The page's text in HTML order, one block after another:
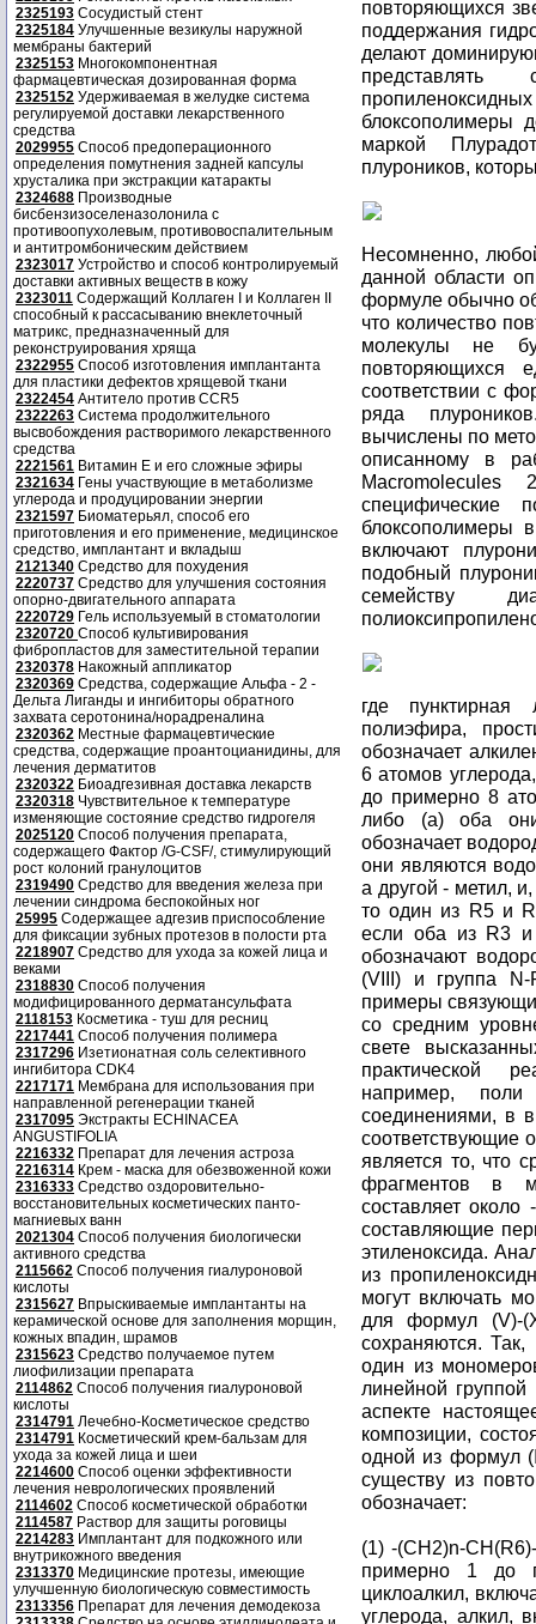
2325193 Сосудистый стент
2325184 Улучшенные везикулы наружной
мембраны бактерий
2325153 Многокомпонентная
фармацевтическая дозированная форма
2325152 Удерживаемая в желудке система
регулируемой доставки лекарственного
средства
2029955 Способ предоперационного
определения помутнения задней капсулы
хрусталика при экстракции катаракты
2324688 Производные
бисбензизоселеназолонила с
противоопухолевым, противовоспалительным
и антитромбоническим действием
2323017 Устройство и способ контролируемый
доставки активных веществ в кожу
2323011 Содержащий Коллаген I и Коллаген II
способный к рассасыванию внеклеточный
матрикс, предназначенный для
реконструирования хряща
2322955 Способ изготовления имплантанта
для пластики дефектов хрящевой ткани
2322454 Антитело против CCR5
2322263 Система продолжительного
высвобождения растворимого лекарственного
средства
2221561 Витамин Е и его сложные эфиры
2321634 Гены участвующие в метаболизме
углерода и продуцировании энергии
2321597 Биоматерьял, способ его
приготовления и его применение, медицинское
средство, имплантант и вкладыш
2121340 Средство для похудения
2220737 Средство для улучшения состояния
опорно-двигательного аппарата
2220729 Гель используемый в стоматологии
2320720 Способ культивирования
фибропластов для заместительной терапии
2320378 Накожный аппликатор
2320369 Средства, содержащие Альфа - 2 -
Дельта Лиганды и ингибиторы обратного
захвата серотонина/норадреналина
2320362 Местные фармацевтические
средства, содержащие проантоцианидины, для
лечения дерматитов
2320322 Биоадгезивная доставка лекарств
2320318 Чувствительное к температуре
изменяющие состояние средство гидрогеля
2025120 Способ получения препарата,
содержащего Фактор /G-CSF/, стимулирующий
рост колоний гранулоцитов
2319490 Средство для введения железа при
лечении синдрома беспокойных ног
25995 Содержащее адгезив приспособление
для фиксации зубных протезов в полости рта
2218907 Средство для ухода за кожей лица и
веками
2318830 Способ получения
модифицированного дерматансульфата
2118153 Косметика - туш для ресниц
2217441 Способ получения полимера
2317296 Изетионатная соль селективного
ингибитора CDK4
2217171 Мембрана для использования при
направленной регенерации тканей
2317095 Экстракты ECHINACEA
ANGUSTIFOLIA
2216332 Препарат для лечения астроза
2216314 Крем - маска для обезвоженной кожи
2316333 Средство оздоровительно-
восстановительных косметических панто-
магниевых ванн
2021304 Способ получения биологически
активного средства
2115662 Способ получения гиалуроновой
кислоты
2315627 Впрыскиваемые имплантанты на
керамической основе для заполнения морщин,
кожных впадин, шрамов
2315623 Средство получаемое путем
лиофилизации препарата
2114862 Способ получения гиалуроновой
кислоты
2314791 Лечебно-Косметическое средство
2314791 Косметический крем-бальзам для
ухода за кожей лица и шеи
2214600 Способ оценки эффективности
лечения неврологических проявлений
2114602 Способ косметической обработки
2114587 Раствор для защиты роговицы
2214283 Имплантант для подкожного или
внутрикожного введения
2313370 Медицинские протезы, имеющие
улучшенную биологическую совместимость
2313356 Препарат для лечения демодекоза
повторяющихся
поддержания
делают
блоксополимеры
маркой
плуроников,
Несомненно,
данной области
формуле обычно
что количество
молекулы не
соответствии с
ряда
вычислены по
описанному в
Macromolecules
специфические
блоксополимеры
включают
подобный
семейству
где пунктирная
полиэфира,
обозначает
6 атомов
до примерно 8
либо (а) оба
обозначает
они являются
а другой - метил,
то один из R5 и
если оба из R3
обозначают
(VIII) и группа
примеры
со средним
свете
практической
например, поли
соединениями, в
соответствующие
является то, что
фрагментов в
составляет
составляющие
этиленоксида.
из
могут включать
для формул (V)-
сохраняются.
один из
линейной
аспекте
композиции,
одной из формул
существу из
обозначает:
(1) -(CH2)n-
примерно 1 до
циклоалкил,
углерода, алкил,